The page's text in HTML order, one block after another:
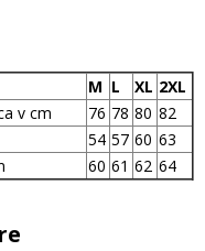
M L XL 2XL
v cm
76 78 80 82
54 57 60 63
60 61 62 64